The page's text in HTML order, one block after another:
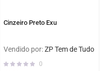
Cinzeiro Preto Exu
Vendido por:ZP Tem de Tudo
0